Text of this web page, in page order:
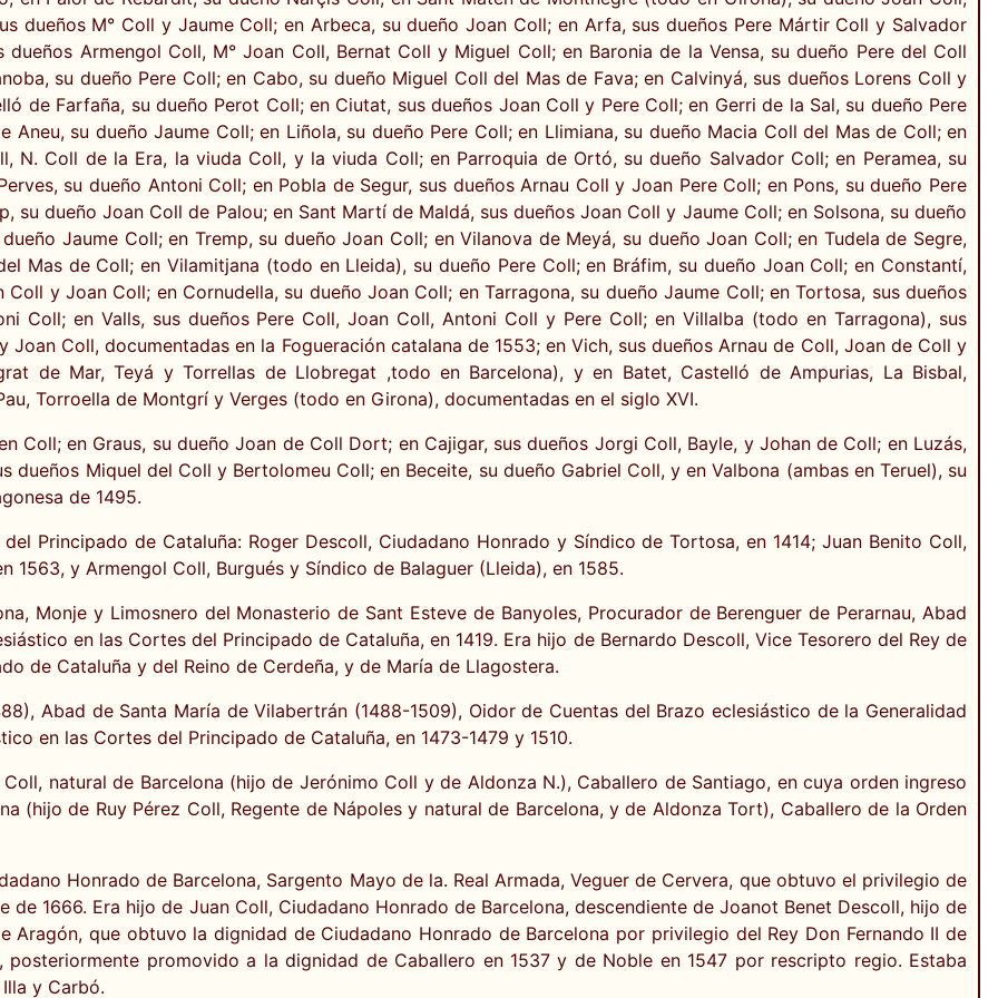
dueños M° Coll y Jaume Coll; en Arbeca, su dueño Joan Coll; en Arfa, sus dueños Pere Mártir Coll y Salvador
Armengol Coll, M° Joan Coll, Bernat Coll y Miguel Coll; en Baronia de la Vensa, su dueño Pere del Coll
su dueño Pere Coll; en Cabo, su dueño Miguel Coll del Mas de Fava; en Calvinyá, sus dueños Lorens Coll y
de Farfaña, su dueño Perot Coll; en Ciutat, sus dueños Joan Coll y Pere Coll; en Gerri de la Sal, su dueño Pere
Aneu, su dueño Jaume Coll; en Liñola, su dueño Pere Coll; en Llimiana, su dueño Macia Coll del Mas de Coll; en
N. Coll de la Era, la viuda Coll, y la viuda Coll; en Parroquia de Ortó, su dueño Salvador Coll; en Peramea, su
su dueño Antoni Coll; en Pobla de Segur, sus dueños Arnau Coll y Joan Pere Coll; en Pons, su dueño Pere
su dueño Joan Coll de Palou; en Sant Martí de Maldá, sus dueños Joan Coll y Jaume Coll; en Solsona, su dueño
Jaume Coll; en Tremp, su dueño Joan Coll; en Vilanova de Meyá, su dueño Joan Coll; en Tudela de Segre,
Mas de Coll; en Vilamitjana (todo en Lleida), su dueño Pere Coll; en Bráfim, su dueño Joan Coll; en Constantí,
y Joan Coll; en Cornudella, su dueño Joan Coll; en Tarragona, su dueño Jaume Coll; en Tortosa, sus dueños
Coll; en Valls, sus dueños Pere Coll, Joan Coll, Antoni Coll y Pere Coll; en Villalba (todo en Tarragona), sus
Coll, documentadas en la Fogueración catalana de 1553; en Vich, sus dueños Arnau de Coll, Joan de Coll y
de Mar, Teyá y Torrellas de Llobregat ,todo en Barcelona), y en Batet, Castelló de Ampurias, La Bisbal,
Torroella de Montgrí y Verges (todo en Girona), documentadas en el siglo XVI.
Coll; en Graus, su dueño Joan de Coll Dort; en Cajigar, sus dueños Jorgi Coll, Bayle, y Johan de Coll; en Luzás,
dueños Miquel del Coll y Bertolomeu Coll; en Beceite, su dueño Gabriel Coll, y en Valbona (ambas en Teruel), su
de 1495.
Principado de Cataluña: Roger Descoll, Ciudadano Honrado y Síndico de Tortosa, en 1414; Juan Benito Coll,
1563, y Armengol Coll, Burgués y Síndico de Balaguer (Lleida), en 1585.
Monje y Limosnero del Monasterio de Sant Esteve de Banyoles, Procurador de Berenguer de Perarnau, Abad
en las Cortes del Principado de Cataluña, en 1419. Era hijo de Bernardo Descoll, Vice Tesorero del Rey de
de Cataluña y del Reino de Cerdeña, y de María de Llagostera.
Abad de Santa María de Vilabertrán (1488-1509), Oidor de Cuentas del Brazo eclesiástico de la Generalidad
en las Cortes del Principado de Cataluña, en 1473-1479 y 1510.
natural de Barcelona (hijo de Jerónimo Coll y de Aldonza N.), Caballero de Santiago, en cuya orden ingreso
(hijo de Ruy Pérez Coll, Regente de Nápoles y natural de Barcelona, y de Aldonza Tort), Caballero de la Orden
Honrado de Barcelona, Sargento Mayo de la. Real Armada, Veguer de Cervera, que obtuvo el privilegio de
1666. Era hijo de Juan Coll, Ciudadano Honrado de Barcelona, descendiente de Joanot Benet Descoll, hijo de
Aragón, que obtuvo la dignidad de Ciudadano Honrado de Barcelona por privilegio del Rey Don Fernando II de
promovido a la dignidad de Caballero en 1537 y de Noble en 1547 por rescripto regio. Estaba
y Carbó.